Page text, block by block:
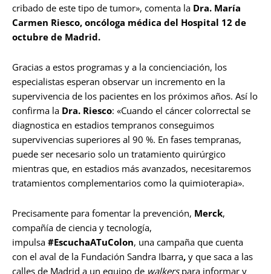
cribado de este tipo de tumor», comenta la Dra. María
Carmen Riesco, oncóloga médica del Hospital 12 de
octubre de Madrid.
Gracias a estos programas y a la concienciación, los
especialistas esperan observar un incremento en la
supervivencia de los pacientes en los próximos años. Así lo
confirma la Dra. Riesco: «Cuando el cáncer colorrectal se
diagnostica en estadios tempranos conseguimos
supervivencias superiores al 90 %. En fases tempranas,
puede ser necesario solo un tratamiento quirúrgico
mientras que, en estadios más avanzados, necesitaremos
tratamientos complementarios como la quimioterapia».
Precisamente para fomentar la prevención, Merck,
compañía de ciencia y tecnología,
impulsa #EscuchaATuColon, una campaña que cuenta
con el aval de la Fundación Sandra Ibarra, y que saca a las
calles de Madrid a un equipo de walkerspara informar y